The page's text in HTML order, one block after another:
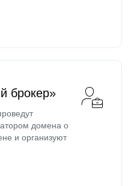
брокер»
домена о
и организуют